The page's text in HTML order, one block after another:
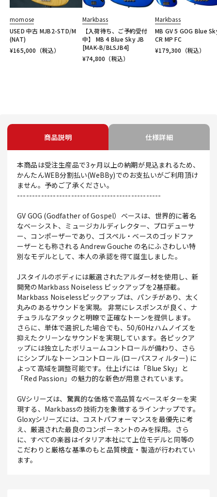
momose
USED 中古 MJB2-STD/M
(NAT)
¥165,000 （税込）
Markbass
【入荷待ち、ご予約受付
中】 MB 4 Blue Sky JB
[MAK-B/BLSJB4]
¥74,800 （税込）
Markbass
MB GV 5 GOG Blue
CR MP FC
¥179,300 （税込）
商品説明 仕様詳細
本商品は受注生産品で3ヶ月以上の納期が見込まれるため、
かんたんWEB分割払い(WeBBy)でのお支払いがご利用頂け
ません。予めご了承ください。
------------------------------------------------
GV GOG (Godfather of Gospel）ベースは、世界的に著名
なベーシスト、ミュージカルディレクター、プロデューサ
ー、コンポーザーであり、ゴスペル・ベースのゴッドファ
ーザーとも称される Andrew Gouche の名にふさわしい特
別なモデルとして、本人の承認を得て誕生しました。
Jスタイルのボディには厳選されたアルダー材を使用し、新
開発のMarkbass Noiseless ピックアップを2基搭載。
Markbass Noiselessピックアップは、パンチがあり、太く
丸みのあるサウンドを実現。 非常にレスポンスが良く、ナ
チュラルなアタックと明瞭で正確なトーンを提供します。
さらに、単体で選択した場合でも、50/60Hzハムノイズを
抑えたクリーンなサウンドを実現しています。各ピックア
ップには独立したボリュームコントロールが備わり、さら
にシンプルなトーンコントロール (ローパスフィルター) に
よって高域を調整可能です。仕上げには「Blue Sky」と
「Red Passion」の魅力的な新色が用意されています。
GVシリーズは、驚異的な価格で高品質なベースギターを実
現する、Markbassの技術力を象徴するラインナップです。
Gloxyシリーズには、コストパフォーマンスを最優先に考
え、厳選された最良のコンポーネントのみを採用。さら
に、すべての楽器はイタリア本社にて上位モデルと同等の
こだわりと厳格な基準のもと品質検査・製造が行われてい
ます。